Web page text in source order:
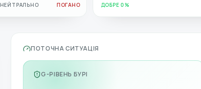
НЕЙТРАЛЬНО ПОГАНО ДОБРЕ 0%
ПОТОЧНА СИТУАЦІЯ
G-РІВЕНЬ БУРІ